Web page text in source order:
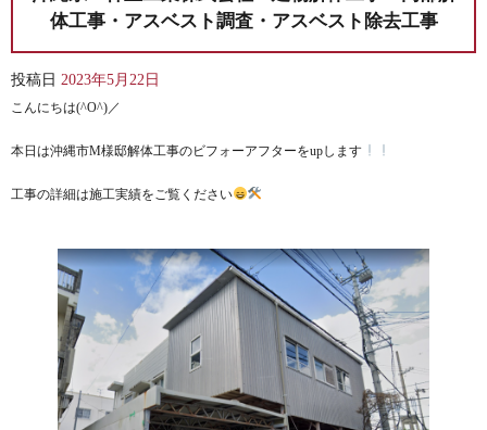
体工事・アスベスト調査・アスベスト除去工事
投稿日 2023年5月22日
こんにちは(^O^)／
本日は沖縄市M様邸解体工事のビフォーアフターをupします
工事の詳細は施工実績をご覧ください